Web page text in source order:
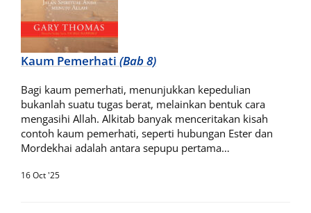
Kaum Pemerhati (Bab 8)
Bagi kaum pemerhati, menunjukkan kepedulian
bukanlah suatu tugas berat, melainkan bentuk cara
mengasihi Allah. Alkitab banyak menceritakan kisah
contoh kaum pemerhati, seperti hubungan Ester dan
Mordekhai adalah antara sepupu pertama…
16 Oct '25